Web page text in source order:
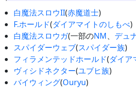
白魔法スロウII(赤魔道士)
F.ホールド(ダイアマイトのしもべ)
白魔法スロウガ(一部のNM、 デュ
スパイダーウェブ(スパイダー族)
フィラメンテッドホールド(ダイア
ヴィシドネクター(ユブヒ族)
バイウィング(Ouryu)